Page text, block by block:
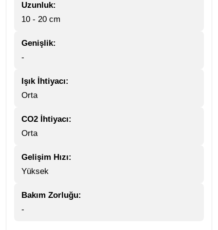
Uzunluk:
10 - 20 cm
Genişlik:
-
Işık İhtiyacı:
Orta
CO2 İhtiyacı:
Orta
Gelişim Hızı:
Yüksek
Bakım Zorluğu:
-